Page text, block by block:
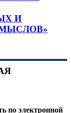
И
по электронной